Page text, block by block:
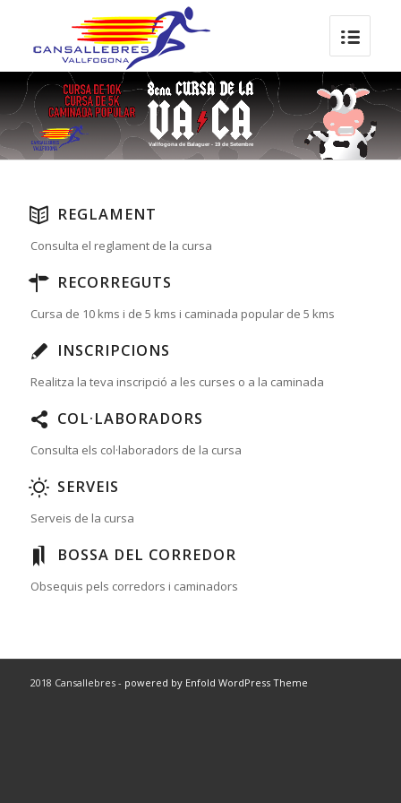
Vallfogona de Balaguer - 19 de Setembre
REGLAMENT
Consulta el reglament de la cursa
RECORREGUTS
Cursa de 10 kms i de 5 kms i caminada popular de 5 kms
INSCRIPCIONS
Realitza la teva inscripció a les curses o a la caminada
COL·LABORADORS
Consulta els col·laboradors de la cursa
SERVEIS
Serveis de la cursa
BOSSA DEL CORREDOR
Obsequis pels corredors i caminadors
2018 Cansallebres - powered by Enfold WordPress Theme